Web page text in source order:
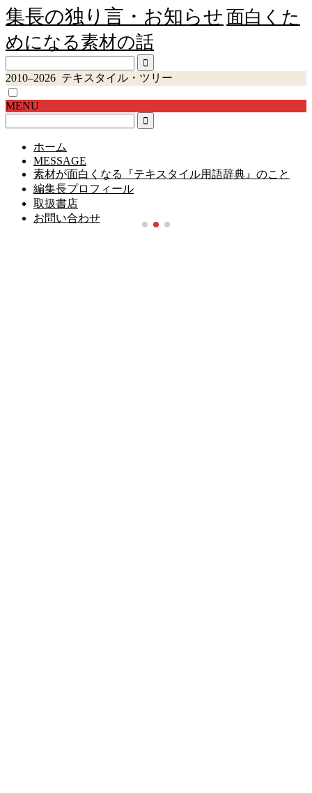
集長の独り言・お知らせ 面白くた
めになる素材の話
2010–2026 テキスタイル・ツリー
MENU
ホーム
MESSAGE
素材が面白くなる『テキスタイル用語辞典』のこと
編集長プロフィール
取扱書店
お問い合わせ